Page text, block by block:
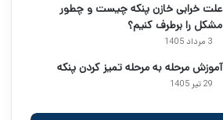
علت خرابی خازن پنکه چیست و چطور
مشکل را برطرف کنیم؟
3 مرداد 1405
آموزش مرحله به مرحله تمیز کردن پنکه
29 تیر 1405